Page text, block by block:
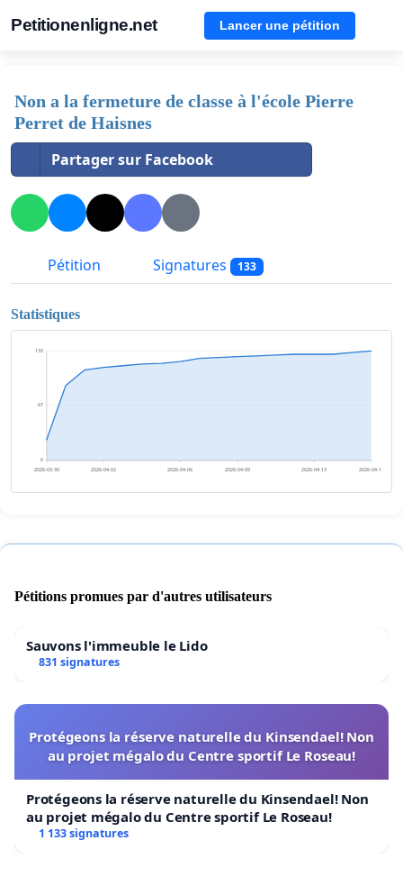
Petitionenligne.net Lancer une pétition
Non a la fermeture de classe à l'école Pierre
Perret de Haisnes
Partager sur Facebook
Pétition Signatures 133
Statistiques
0
67
133
2026-03-30 2026-04-02 2026-04-06 2026-04-09 2026-04-13 2026-04-16
Pétitions promues par d'autres utilisateurs
Sauvons l'immeuble le Lido
831 signatures
Protégeons la réserve naturelle du Kinsendael! Non
au projet mégalo du Centre sportif Le Roseau!
Protégeons la réserve naturelle du Kinsendael! Non
au projet mégalo du Centre sportif Le Roseau!
1 133 signatures